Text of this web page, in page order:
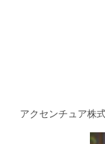
アクセンチュア株